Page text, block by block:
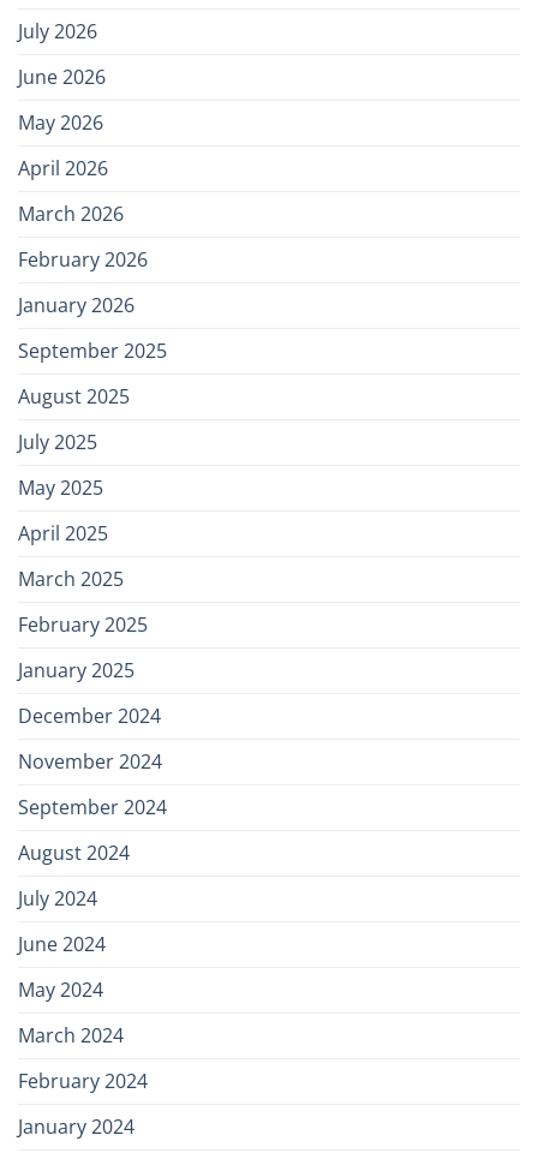
July 2026
June 2026
May 2026
April 2026
March 2026
February 2026
January 2026
September 2025
August 2025
July 2025
May 2025
April 2025
March 2025
February 2025
January 2025
December 2024
November 2024
September 2024
August 2024
July 2024
June 2024
May 2024
March 2024
February 2024
January 2024